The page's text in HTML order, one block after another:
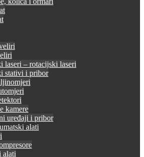
laseri – rotacijski laseri
stativi i pribor
kamere
uređaji i pribor
alati
alati